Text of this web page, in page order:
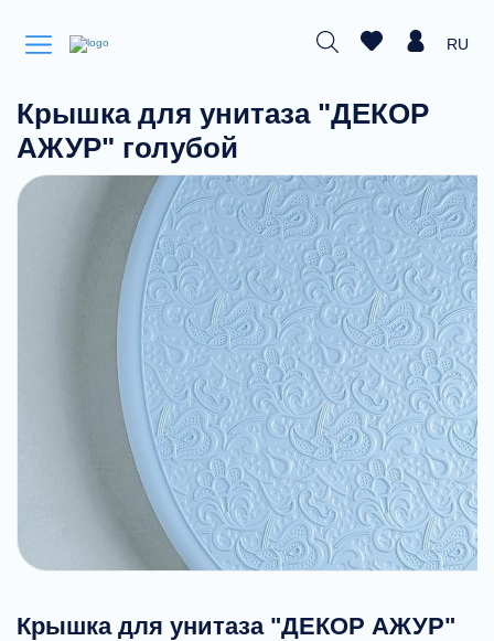
RU
Крышка для унитаза "ДЕКОР
АЖУР" голубой
Крышка для унитаза "ДЕКОР АЖУР"